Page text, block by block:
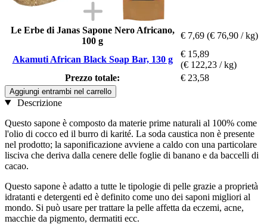
Le Erbe di Janas Sapone Nero Africano,
100 g
€ 7,69 (€ 76,90 / kg)
Akamuti African Black Soap Bar, 130 g
€ 15,89
(€ 122,23 / kg)
Prezzo totale:
€ 23,58
Aggiungi entrambi nel carrello
Descrizione
Questo sapone è composto da materie prime naturali al 100% come
l'olio di cocco ed il burro di karité. La soda caustica non è presente
nel prodotto; la saponificazione avviene a caldo con una particolare
lisciva che deriva dalla cenere delle foglie di banano e da baccelli di
cacao.
Questo sapone è adatto a tutte le tipologie di pelle grazie a proprietà
idratanti e detergenti ed è definito come uno dei saponi migliori al
mondo. Si può usare per trattare la pelle affetta da eczemi, acne,
macchie da pigmento, dermatiti ecc.